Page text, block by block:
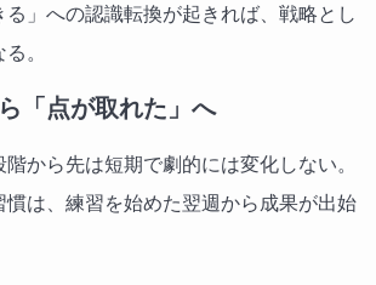
」への認識転換が起きれば、戦略とし
。
「点が取れた」へ
から先は短期で劇的には変化しない。
慣は、練習を始めた翌週から成果が出始